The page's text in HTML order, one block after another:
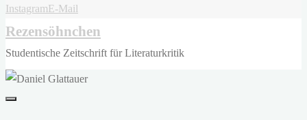
InstagramE-Mail
Rezensöhnchen
Studentische Zeitschrift für Literaturkritik